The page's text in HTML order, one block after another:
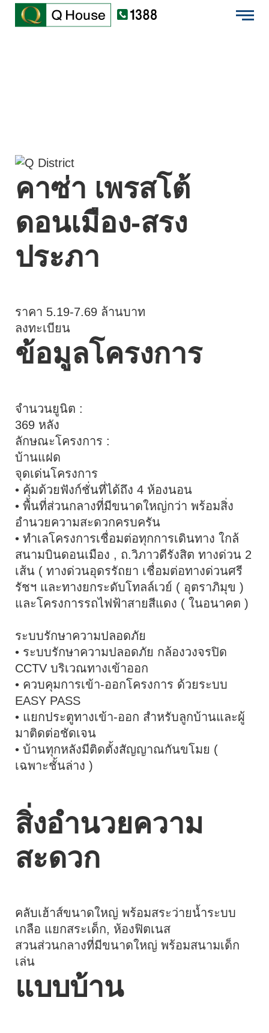
โครงการใหม่
ข้อมูลบริษัท
นักลงทุนสัมพันธ์
เสนอขายที่ดิน
คาซ่า เพรสโต้
ดอนเมือง-สรง
ประภา
ราคา 5.19-7.69 ล้านบาท
ลงทะเบียน
ข้อมูลโครงการ
จำนวนยูนิต :
369 หลัง
ลักษณะโครงการ :
บ้านแฝด
จุดเด่นโครงการ
• คุ้มด้วยฟังก์ชั่นที่ได้ถึง 4 ห้องนอน
• พื้นที่ส่วนกลางที่มีขนาดใหญ่กว่า พร้อมสิ่ง
อำนวยความสะดวกครบครัน
• ทำเลโครงการเชื่อมต่อทุกการเดินทาง ใกล้
สนามบินดอนเมือง , ถ.วิภาวดีรังสิต ทางด่วน 2
เส้น ( ทางด่วนอุดรรัถยา เชื่อมต่อทางด่วนศรี
รัชฯ และทางยกระดับโทลล์เวย์ ( อุตราภิมุข )
และโครงการรถไฟฟ้าสายสีแดง ( ในอนาคต )
ระบบรักษาความปลอดภัย
• ระบบรักษาความปลอดภัย กล้องวงจรปิด
CCTV บริเวณทางเข้าออก
• ควบคุมการเข้า-ออกโครงการ ด้วยระบบ
EASY PASS
• แยกประตูทางเข้า-ออก สำหรับลูกบ้านและผู้
มาติดต่อชัดเจน
• บ้านทุกหลังมีติดตั้งสัญญาณกันขโมย (
เฉพาะชั้นล่าง )
สิ่งอำนวยความ
สะดวก
คลับเฮ้าส์ขนาดใหญ่ พร้อมสระว่ายน้ำระบบ
เกลือ แยกสระเด็ก, ห้องฟิตเนส
สวนส่วนกลางที่มีขนาดใหญ่ พร้อมสนามเด็ก
เล่น
แบบบ้าน